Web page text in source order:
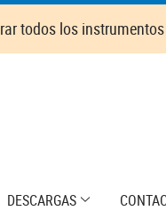
todos los
DESCARGAS